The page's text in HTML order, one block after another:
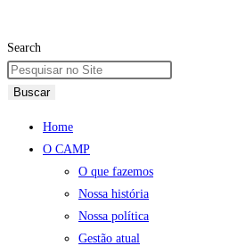
Search
Buscar
Home
O CAMP
O que fazemos
Nossa história
Nossa política
Gestão atual